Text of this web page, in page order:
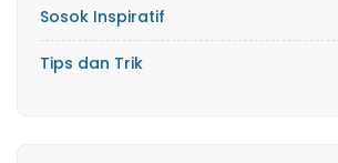
Sosok Inspiratif
Tips dan Trik